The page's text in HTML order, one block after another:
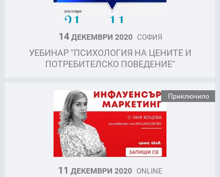
14ДЕКЕМВРИ 2020 СОФИЯ
УЕБИНАР "ПСИХОЛОГИЯ НА ЦЕНИТЕ И
ПОТРЕБИТЕЛСКО ПОВЕДЕНИЕ"
Приключило
11 ДЕКЕМВРИ 2020 ONLINE